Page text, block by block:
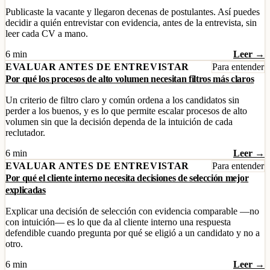
Publicaste la vacante y llegaron decenas de postulantes. Así puedes
decidir a quién entrevistar con evidencia, antes de la entrevista, sin
leer cada CV a mano.
6 min
Leer →
EVALUAR ANTES DE ENTREVISTAR
Para entender
Por qué los procesos de alto volumen necesitan filtros más claros
Un criterio de filtro claro y común ordena a los candidatos sin
perder a los buenos, y es lo que permite escalar procesos de alto
volumen sin que la decisión dependa de la intuición de cada
reclutador.
6 min
Leer →
EVALUAR ANTES DE ENTREVISTAR
Para entender
Por qué el cliente interno necesita decisiones de selección mejor
explicadas
Explicar una decisión de selección con evidencia comparable —no
con intuición— es lo que da al cliente interno una respuesta
defendible cuando pregunta por qué se eligió a un candidato y no a
otro.
6 min
Leer →